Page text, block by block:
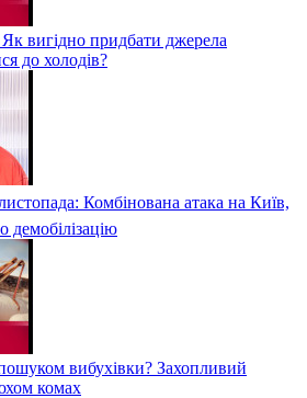
вигідно придбати джерела
до холодів?
Комбінована атака на Київ,
демобілізацію
вибухівки? Захопливий
комах